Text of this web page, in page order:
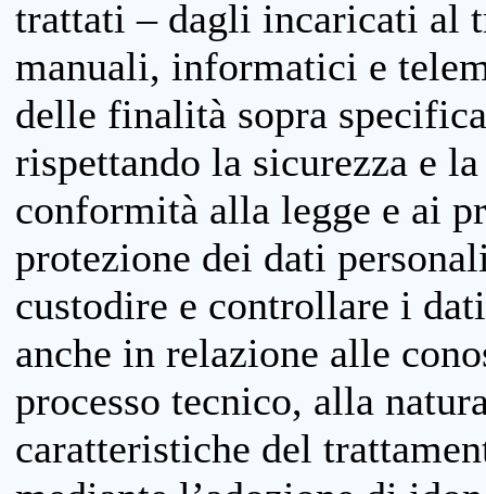
trattati – dagli incaricati al
manuali, informatici e
delle finalità sopra
rispettando la sicurezza e
conformità alla legge e ai
protezione dei dati
custodire e controllare i
anche in relazione alle
processo tecnico, alla
caratteristiche del